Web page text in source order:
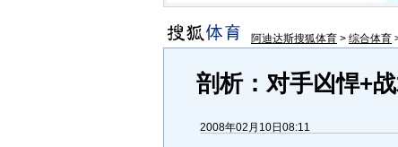
阿迪达斯搜狐体育 > 综合体育
剖析：对手凶悍+
2008年02月10日08:11